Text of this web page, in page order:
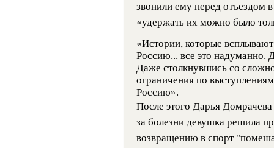
звонили ему перед отъездом
«удержать их можно было
«Истории, которые
Россию... все это надуманно.
Даже столкнувшись со
ограничения по
Россию».
После этого Дарья
за болезни девушка решила
возвращению в спорт